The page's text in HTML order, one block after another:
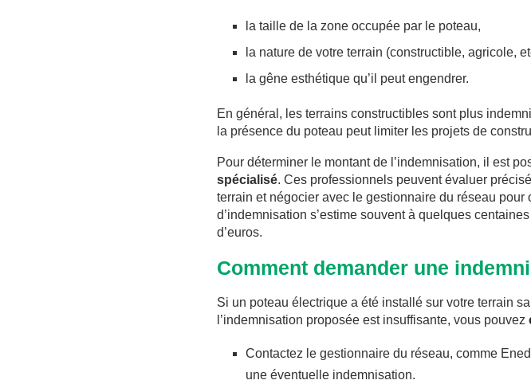
la taille de la zone occupée par le poteau,
la nature de votre terrain (constructible, agricole,
la gêne esthétique qu’il peut engendrer.
En général, les terrains constructibles sont plus
la présence du poteau peut limiter les projets de
Pour déterminer le montant de l’indemnisation, il est
spécialisé. Ces professionnels peuvent évaluer
terrain et négocier avec le gestionnaire du réseau
d’indemnisation s’estime souvent à quelques
d’euros.
Comment demander une
Si un poteau électrique a été installé sur votre terrain
l’indemnisation proposée est insuffisante, vous pouvez
Contactez le gestionnaire du réseau, comme
une éventuelle indemnisation.